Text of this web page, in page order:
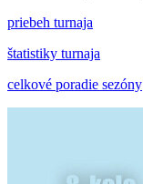
priebeh turnaja
štatistiky turnaja
celkové poradie sezóny